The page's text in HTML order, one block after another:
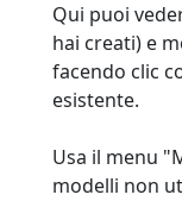
Qui puoi
hai creati) e
facendo clic
esistente.
Usa il menu
modelli non